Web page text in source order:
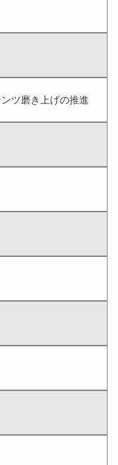
ツ磨き上げの推進